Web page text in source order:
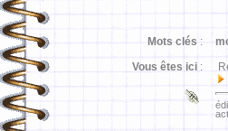
Mots clés :
Vous êtes ici :